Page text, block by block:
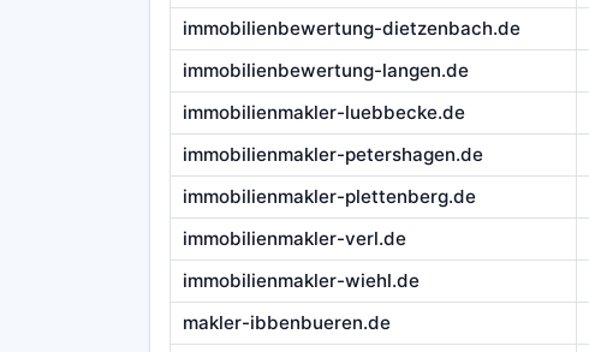
immobilienbewertung-dietzenbach.de
immobilienbewertung-langen.de
immobilienmakler-luebbecke.de
immobilienmakler-petershagen.de
immobilienmakler-plettenberg.de
immobilienmakler-verl.de
immobilienmakler-wiehl.de
makler-ibbenbueren.de